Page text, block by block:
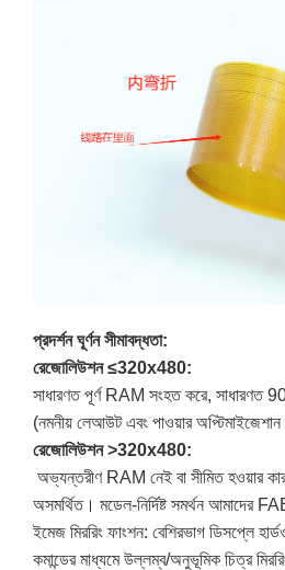
প্রদর্শন ঘূর্ণন সীমাবদ্ধতা:
রেজোলিউশন ≤320x480:
সাধারণত পূর্ণ RAM সংহত করে, সাধারণত
(নমনীয় লেআউট এবং পাওয়ার
রেজোলিউশন >320x480:
অভ্যন্তরীণ RAM নেই বা সীমিত হওয়ার
অসমর্থিত। মডেল-নির্দিষ্ট সমর্থন আমাদের
ইমেজ মিররিং ফাংশন: বেশিরভাগ ডিসপ্লে
কমান্ডের মাধ্যমে উল্লম্ব/অনুভূমিক চিত্র